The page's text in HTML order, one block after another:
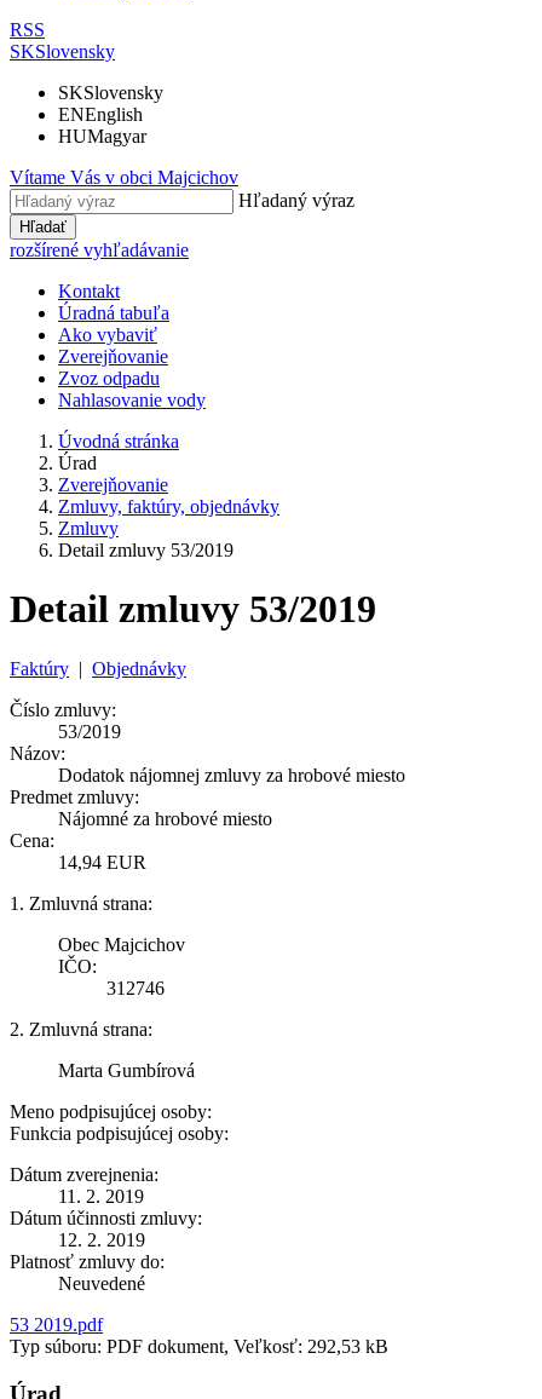
RSS
SKSlovensky
SKSlovensky
ENEnglish
HUMagyar
Vítame Vás v obci Majcichov
Hľadaný výraz
Hľadať
rozšírené vyhľadávanie
Kontakt
Úradná tabuľa
Ako vybaviť
Zverejňovanie
Zvoz odpadu
Nahlasovanie vody
Úvodná stránka
Úrad
Zverejňovanie
Zmluvy, faktúry, objednávky
Zmluvy
Detail zmluvy 53/2019
Detail zmluvy 53/2019
Faktúry | Objednávky
Číslo zmluvy:
53/2019
Názov:
Dodatok nájomnej zmluvy za hrobové miesto
Predmet zmluvy:
Nájomné za hrobové miesto
Cena:
14,94 EUR
1. Zmluvná strana:
Obec Majcichov
IČO:
312746
2. Zmluvná strana:
Marta Gumbírová
Meno podpisujúcej osoby:
Funkcia podpisujúcej osoby:
Dátum zverejnenia:
11. 2. 2019
Dátum účinnosti zmluvy:
12. 2. 2019
Platnosť zmluvy do:
Neuvedené
53 2019.pdf
Typ súboru: PDF dokument, Veľkosť: 292,53 kB
Úrad